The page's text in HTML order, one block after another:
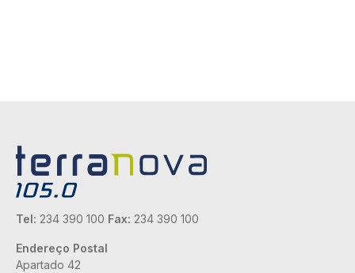
Tel: 234 390 100 Fax: 234 390 100
Endereço Postal
Apartado 42